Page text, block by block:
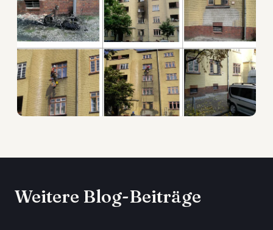
Weitere Blog-Beiträge